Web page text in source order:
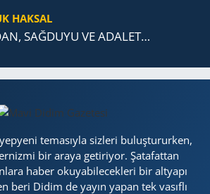
HAKSAL
SAĞ­DU­YU VE ADA­LET…
temasıyla sizleri buluştururken,
bir araya getiriyor. Şatafattan
haber okuyabilecekleri bir altyapı
beri Didim de yayın yapan tek vasıflı